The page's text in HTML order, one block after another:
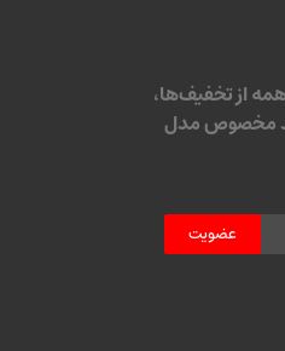
همه از تخفیف‌ها،
مخصوص مدل
عضویت